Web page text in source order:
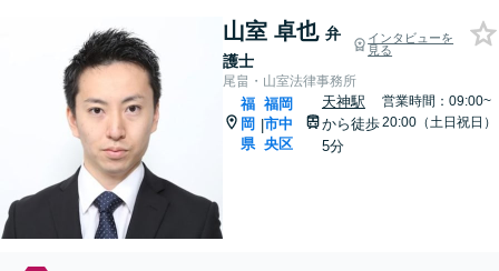
山室 卓也 弁
護士
インタビューを
見る
尾畠・山室法律事務所
福
岡
県
|
福岡
市中
央区
天神駅
から徒歩
5分
営業時間：09:00~
20:00（土日祝日）